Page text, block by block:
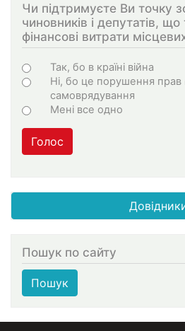
Чи підтримуєте Ви точку
чиновників і депутатів,
фінансові витрати
Choices
Так, бо в країні війна
Ні, бо це порушення прав
самоврядування
Мені все одно
Голос
Пошук по сайту
Пошук